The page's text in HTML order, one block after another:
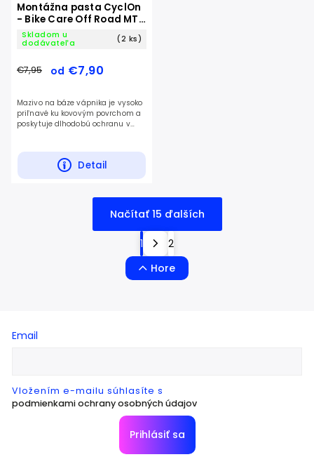
Montážna pasta CyclOn
- Bike Care Off Road MTB
Grease
Skladom u
dodávateľa
(2 ks)
€7,95 od €7,90
Detail
Mazivo na báze vápnika je vysoko
priľnavé ku kovovým povrchom a
poskytuje dlhodobú ochranu v
Načítať 15 ďalších
1
2
Hore
Email
Vložením e-mailu súhlasíte s
podmienkami ochrany osobných údajov
Prihlásiť sa